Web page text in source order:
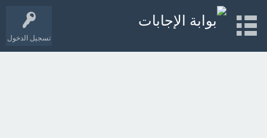
تسجيل الدخول